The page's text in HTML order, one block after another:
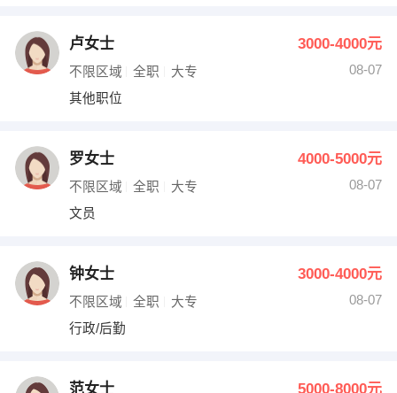
编辑 法律
其他职位
卢女士 3000-4000元
不限区域 全职 大专
08-07
其他职位
罗女士 4000-5000元
不限区域 全职 大专
08-07
文员
钟女士 3000-4000元
不限区域 全职 大专
08-07
行政/后勤
范女士 5000-8000元